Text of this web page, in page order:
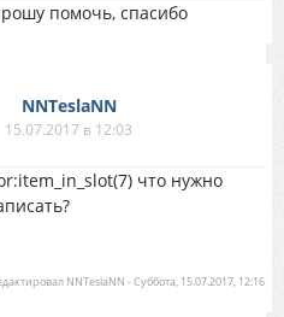
помочь, спасибо
NNTeslaNN
15.07.2017 в 12:03
что нужно
NNTeslaNN -Суббота, 15.07.2017, 12:16